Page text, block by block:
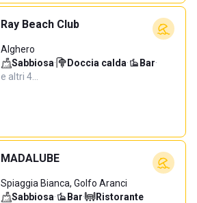
Ray Beach Club
Alghero
Sabbiosa· Doccia calda· Bar·
e altri 4…
MADALUBE
Spiaggia Bianca, Golfo Aranci
Sabbiosa· Bar· Ristorante